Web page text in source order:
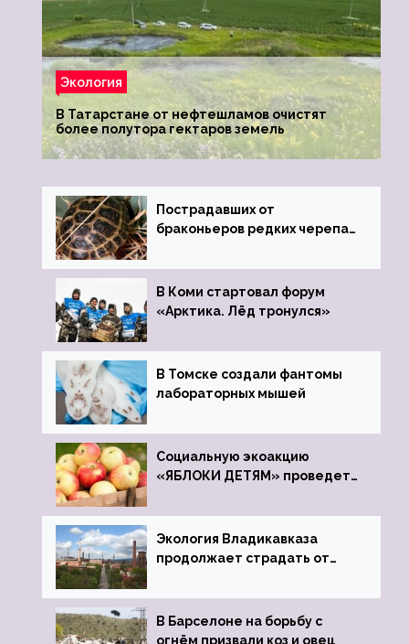
Экология
В Татарстане от нефтешламов очистят
более полутора гектаров земель
Пострадавших от
браконьеров редких черепах
зоопарк
В Коми стартовал форум
«Арктика. Лёд тронулся»
В Томске создали фантомы
лабораторных мышей
Социальную экоакцию
«ЯБЛОКИ ДЕТЯМ» проведет
Экология Владикавказа
продолжает страдать от
В Барселоне на борьбу с
огнём призвали коз и овец